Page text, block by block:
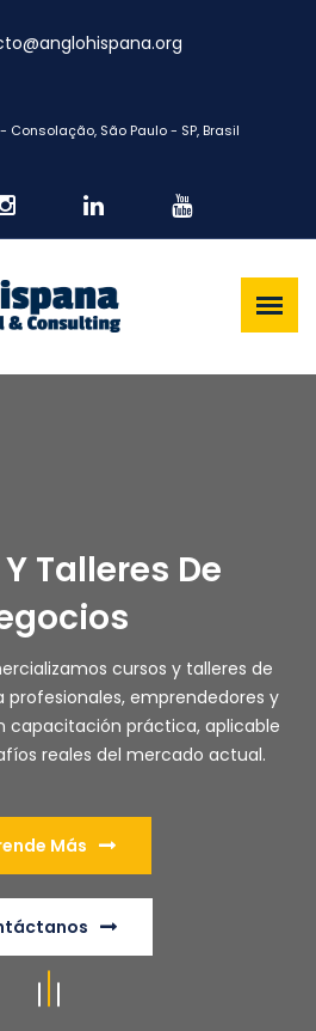
Consolação, São Paulo - SP, Brasil
Talleres De
cursos y talleres de
profesionales, emprendedores y
capacitación práctica, aplicable
reales del mercado actual.
Más